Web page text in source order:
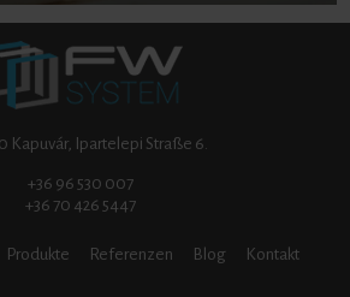
Kapuvár, Ipartelepi Straße 6.
+36 96 530 007
+36 70 426 5447
Produkte Referenzen Blog Kontakt